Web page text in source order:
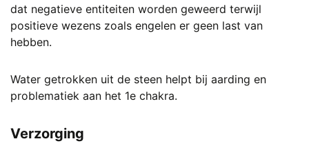
dat negatieve entiteiten worden geweerd terwijl
positieve wezens zoals engelen er geen last van
hebben.
Water getrokken uit de steen helpt bij aarding en
problematiek aan het 1e chakra.
Verzorging